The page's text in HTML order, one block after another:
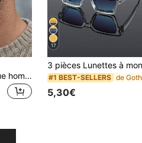
1 paire de lunettes de vue homme marron à monture carrée en polycarbonate, style rétro minimaliste à double pont, couleur unie et décontractée
17
#1 BEST-SELLERS
5,30€